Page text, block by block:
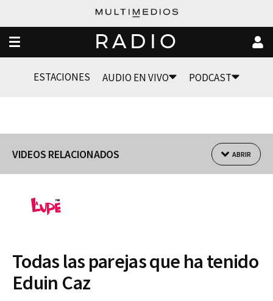
RADIO
ESTACIONES AUDIO EN VIVO PODCAST
VIDEOS RELACIONADOS ABRIR
Todas las parejas que ha tenido
Eduin Caz